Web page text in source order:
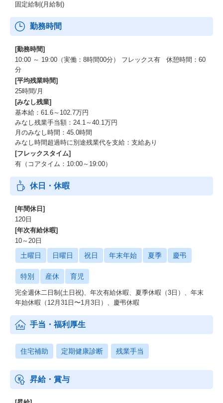
固定給制(月給制)
勤務時間
[勤務時間]
10:00 ～ 19:00（実働：8時間00分） フレックス有 休憩時間：60
分
[平均残業時間]
25時間/月
[みなし残業]
基本給：61.6～102.7万円
みなし残業手当額：24.1～40.1万円
月のみなし時間：45.0時間
みなし時間超過時に別途残業代を支給：支給あり
[フレックスタイム]
有（コアタイム：10:00～19:00）
休日・休暇
[年間休日]
120日
[年次有給休暇]
10～20日
土曜日 日曜日 祝日 年末年始 夏季 慶弔
特別 産休 育児
完全週休二日制(土日祝)、年次有給休暇、夏季休暇（3日）、年末
年始休暇（12月31日〜1月3日）、慶弔休暇
手当・福利厚生
住宅補助 定期健康診断 残業手当
昇給・賞与